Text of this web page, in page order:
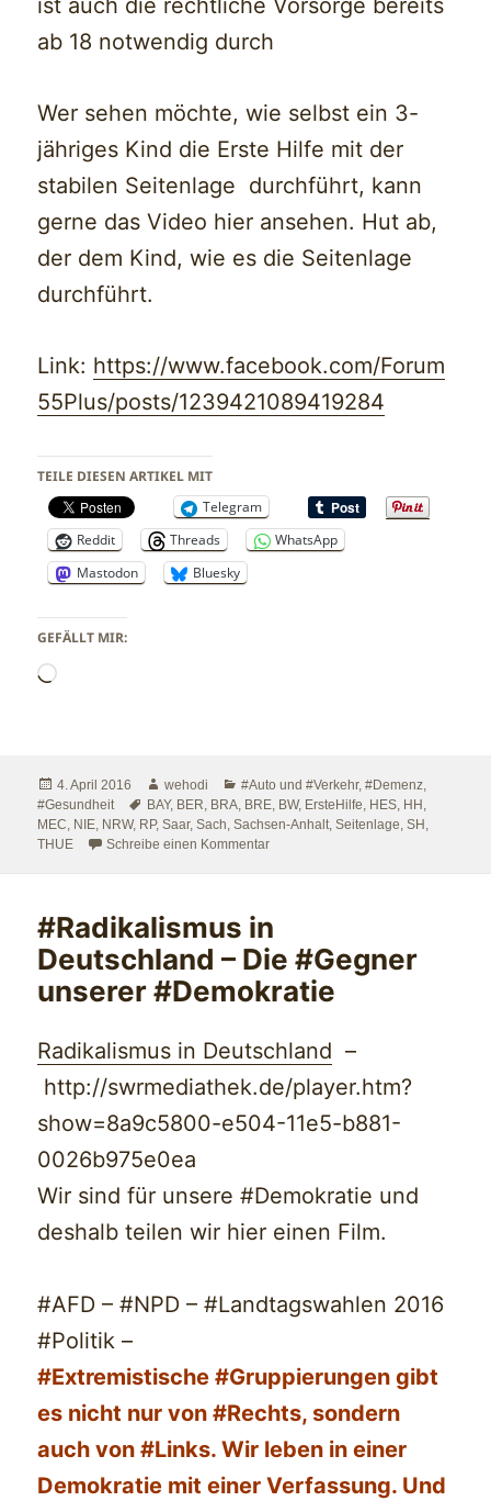
ist auch die rechtliche Vorsorge bereits
ab 18 notwendig durch
Wer sehen möchte, wie selbst ein 3-
jähriges Kind die Erste Hilfe mit der
stabilen Seitenlage durchführt, kann
gerne das Video hier ansehen. Hut ab,
der dem Kind, wie es die Seitenlage
durchführt.
Link: https://www.facebook.com/Forum
55Plus/posts/1239421089419284
TEILE DIESEN ARTIKEL MIT
Telegram
Reddit
Threads
WhatsApp
Mastodon
Bluesky
GEFÄLLT MIR:
Wird
Veröffentlicht
am
4. April 2016 Autor
wehodi Kategorien
#Auto und #Verkehr,#Demenz
#Gesundheit
Schlagwörter
BAY, BER BRA BRE BW, ErsteHilfe HES HH
MEC NIE NRW, RP,Saar,Sach ,Sachsen-Anhalt ,Seitenlage ,SH
THUE
Schreibe einen Kommentarzu ‪#‎ErsteHilfe‬ ist kinderleicht
#Radikalismus in
Deutschland – Die #Gegner
unserer #Demokratie
Radikalismus in Deutschland –
http://swrmediathek.de/player.htm?
show=8a9c5800-e504-11e5-b881-
0026b975e0ea
Wir sind für unsere #Demokratie und
deshalb teilen wir hier einen Film.
#AFD –#NPD –#Landtagswahlen 2016
#Politik –
#Extremistische #Gruppierungen gibt
es nicht nur von #Rechts, sondern
auch von #Links. Wir leben in einer
Demokratie mit einer Verfassung. Und